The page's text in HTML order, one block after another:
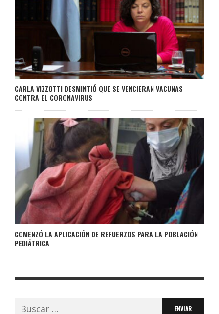
CARLA VIZZOTTI DESMINTIÓ QUE SE VENCIERAN VACUNAS
CONTRA EL CORONAVIRUS
COMENZÓ LA APLICACIÓN DE REFUERZOS PARA LA POBLACIÓN
PEDIÁTRICA
Buscar: